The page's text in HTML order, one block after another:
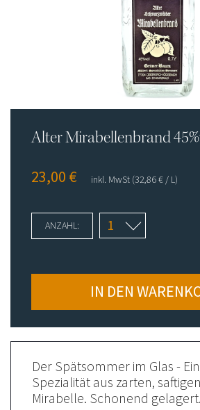
Impressum
Datenschutz
AGB
Alter Mirabellenbrand
23,00€ inkl. MwSt (32,86€/ L)
ANZAHL:
IN DEN
Der Spätsommer im Glas -
Spezialität aus zarten,
Mirabelle. Schonend gelagert.